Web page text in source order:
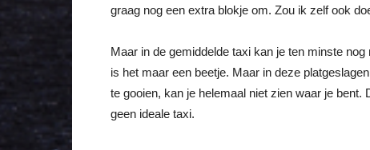
graag nog een extra blokje om. Zou ik zelf ook
Maar in de gemiddelde taxi kan je ten minste
is het maar een beetje. Maar in deze
te gooien, kan je helemaal niet zien waar je
geen ideale taxi.